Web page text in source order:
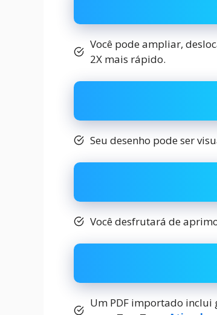
Você pode ampliar,
2X mais rápido.
Seu desenho pode ser
Você desfrutará de
Um PDF importado inclui